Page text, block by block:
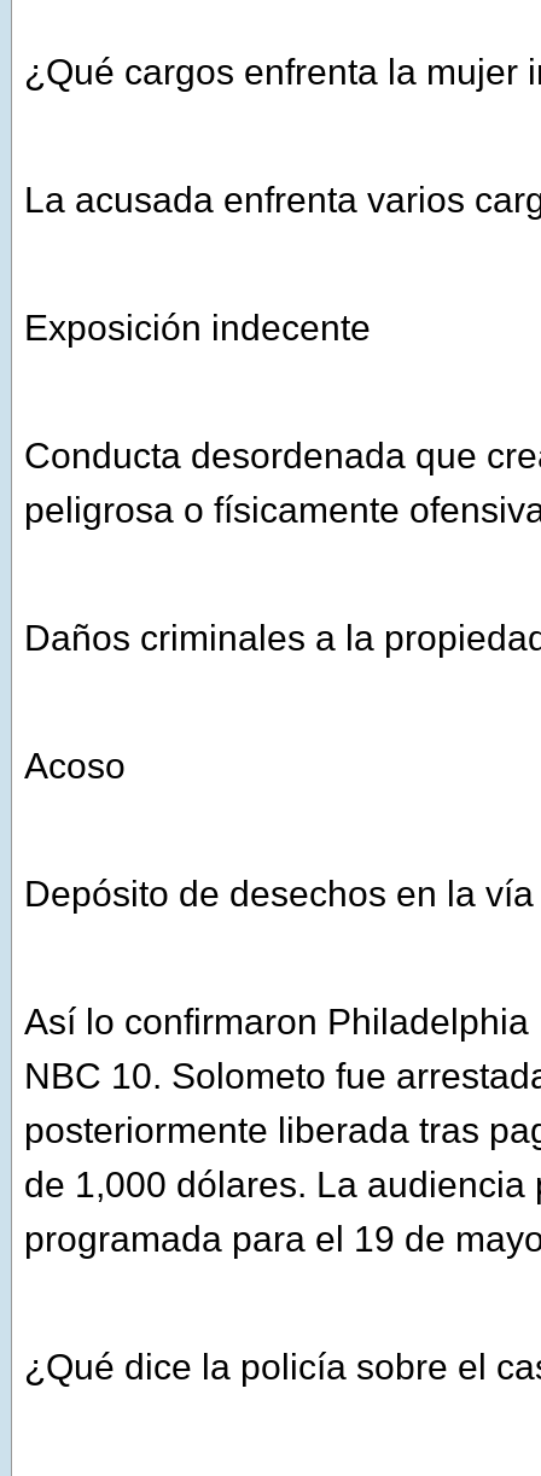
¿Qué cargos enfrenta la mujer
La acusada enfrenta varios
Exposición indecente
Conducta desordenada que
peligrosa o físicamente
Daños criminales a la
Acoso
Depósito de desechos en la
Así lo confirmaron Philadelphia
NBC 10. Solometo fue
posteriormente liberada tras
de 1,000 dólares. La audiencia
programada para el 19 de
¿Qué dice la policía sobre el